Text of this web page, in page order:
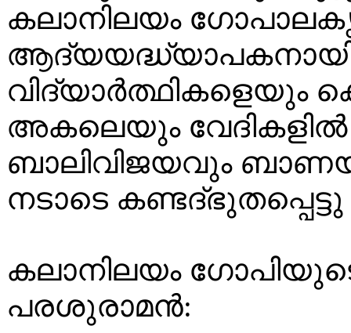
കലാനിലയം
ആദ്യയദ്ധ്യാപകനായി.
അകലെയും
ബാലിവിജയവും
നടാടെ
കലാനിലയം
പരശുരാമൻ: